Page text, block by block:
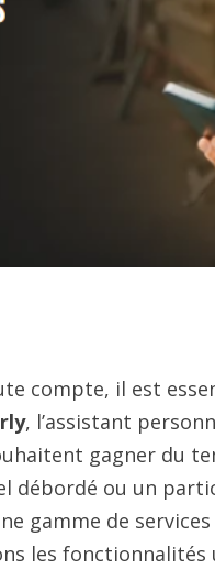
compte, il est
, l’assistant
gagner du
débordé ou un
gamme de
les fonctionnalités